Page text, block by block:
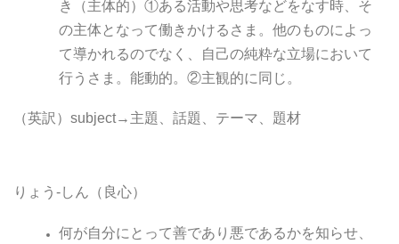
き（主体的）①ある活動や思考などをなす時、そ
の主体となって働きかけるさま。他のものによっ
て導かれるのでなく、自己の純粋な立場において
行うさま。能動的。②主観的に同じ。
（英訳）subject→主題、話題、テーマ、題材
りょう-しん（良心）
何が自分にとって善であり悪であるかを知らせ、